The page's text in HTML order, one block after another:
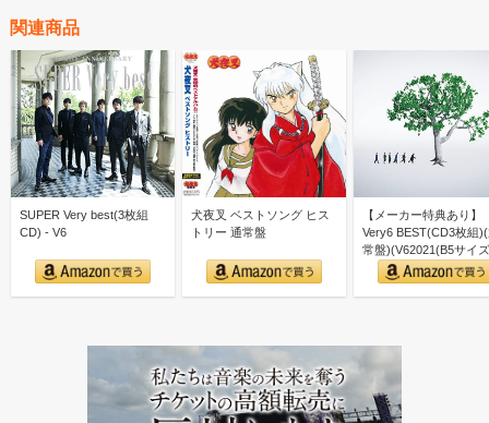
関連商品
SUPER Very best(3枚組
CD) - V6
犬夜叉 ベストソング ヒス
トリー 通常盤
【メーカー特典あり】
Very6 BEST(CD3枚組
常盤)(V62021(B5サイ